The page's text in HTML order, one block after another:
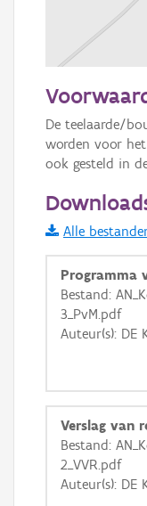
Informatie
i
+ −
Basis Lagen
Ortho
GRB-
GRB-
De teelaarde/
worden voor
ook gesteld in
Alle
Programma
Bestand:
3_PvM.pdf
Auteur(s): DE
Verslag van
Bestand:
2_VVR.pdf
Auteur(s): DE